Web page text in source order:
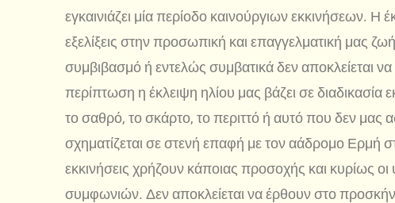
εγκαινιάζει μία περίοδο καινούργιων εκκινήσεων. Η
εξελίξεις στην προσωπική και επαγγελματική μας
συμβιβασμό ή εντελώς συμβατικά δεν αποκλείεται
περίπτωση η έκλειψη ηλίου μας βάζει σε
το σαθρό, το σκάρτο, το περιττό ή αυτό που δεν μας
σχηματίζεται σε στενή επαφή με τον αάδρομο Ερμή
εκκινήσεις χρήζουν κάποιας προσοχής και κυρίως
συμφωνιών. Δεν αποκλείεται να έρθουν στο